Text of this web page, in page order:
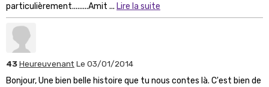
particulièrement.........Amit ... Lire la suite
43Heureuvenant Le 03/01/2014
Bonjour, Une bien belle histoire que tu nous contes là. C'est bien de